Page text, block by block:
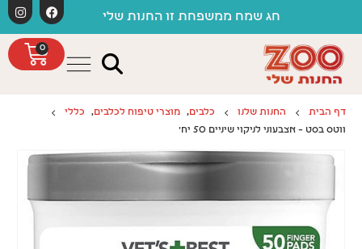
חג שמח ממשפחת זו החנות שלי
0
דף הבית החנות שלנו כלבים, מוצרי טיפוח לכלבים,
כללי
ווטס בסט – אצבעוני לניקוי שיניים 50 יח'